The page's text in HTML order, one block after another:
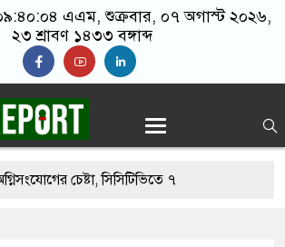
এএম, শুক্রবার, ০৭ অগাস্ট ২০২৬,
২৩ শ্রাবণ ১৪৩৩ বঙ্গাব্দ
চেষ্টা, সিসিটিভিতে ৭